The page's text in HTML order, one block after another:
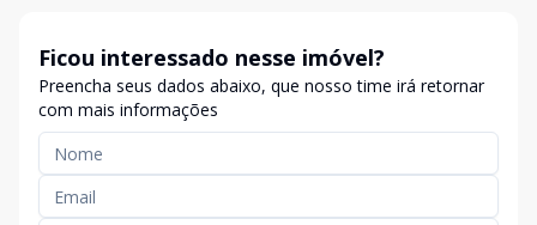
Ficou interessado nesse imóvel?
Preencha seus dados abaixo, que nosso time irá retornar
com mais informações